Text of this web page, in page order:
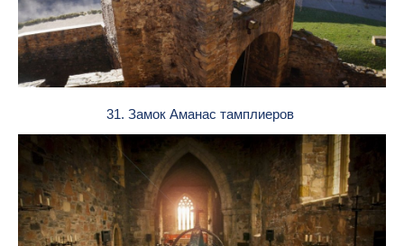
31. Замок Аманас тамплиеров